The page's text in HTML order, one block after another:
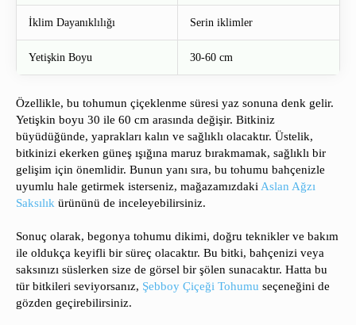
İklim Dayanıklılığı Serin iklimler
Yetişkin Boyu 30-60 cm
Özellikle, bu tohumun çiçeklenme süresi yaz sonuna denk gelir.
Yetişkin boyu 30 ile 60 cm arasında değişir. Bitkiniz
büyüdüğünde, yaprakları kalın ve sağlıklı olacaktır. Üstelik,
bitkinizi ekerken güneş ışığına maruz bırakmamak, sağlıklı bir
gelişim için önemlidir. Bunun yanı sıra, bu tohumu bahçenizle
uyumlu hale getirmek isterseniz, mağazamızdaki Aslan Ağzı
Saksılık ürününü de inceleyebilirsiniz.
Sonuç olarak, begonya tohumu dikimi, doğru teknikler ve bakım
ile oldukça keyifli bir süreç olacaktır. Bu bitki, bahçenizi veya
saksınızı süslerken size de görsel bir şölen sunacaktır. Hatta bu
tür bitkileri seviyorsanız, Şebboy Çiçeği Tohumu seçeneğini de
gözden geçirebilirsiniz.